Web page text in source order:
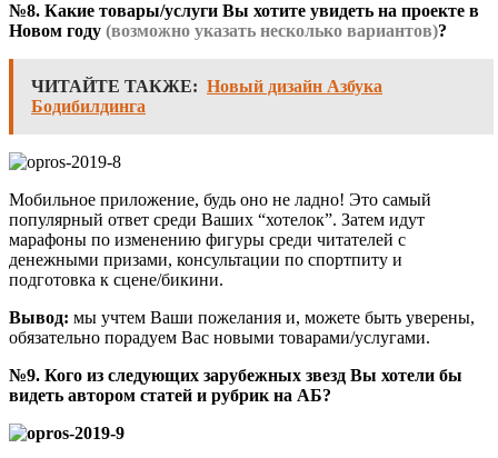
№8. Какие товары/услуги Вы хотите увидеть на проекте в
Новом году (возможно указать несколько вариантов)?
ЧИТАЙТЕ ТАКЖЕ: Новый дизайн Азбука
Бодибилдинга
Мобильное приложение, будь оно не ладно! Это самый
популярный ответ среди Ваших “хотелок”. Затем идут
марафоны по изменению фигуры среди читателей с
денежными призами, консультации по спортпиту и
подготовка к сцене/бикини.
Вывод: мы учтем Ваши пожелания и, можете быть уверены,
обязательно порадуем Вас новыми товарами/услугами.
№9. Кого из следующих зарубежных звезд Вы хотели бы
видеть автором статей и рубрик на АБ?